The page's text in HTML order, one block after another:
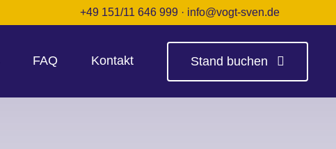
+49 151/11 646 999 · info@vogt-sven.de
FAQ Kontakt Stand buchen